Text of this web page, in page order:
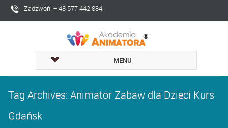
Zadzwoń + 48 577 442 884
MENU
Tag Archives: Animator Zabaw dla Dzieci Kurs
Gdańsk